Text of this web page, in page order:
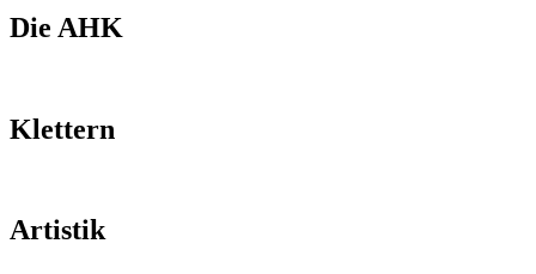
Die AHK
Klettern
Artistik